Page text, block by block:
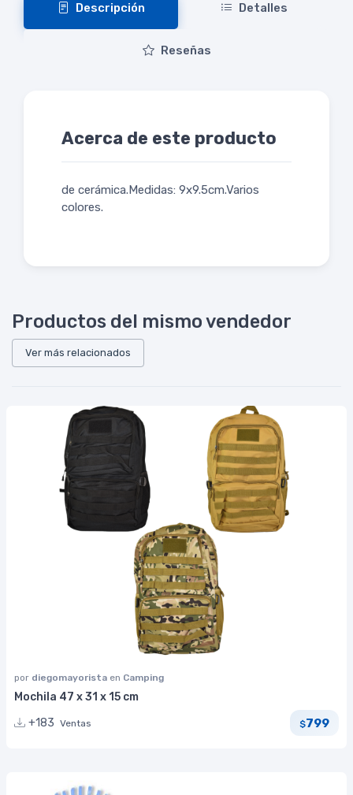
Descripción Detalles
Reseñas
Acerca de este producto
de cerámica.Medidas: 9x9.5cm.Varios
colores.
Productos del mismo vendedor
Ver más relacionados
por diegomayorista en Camping
Mochila 47 x 31 x 15 cm
+183 Ventas $799